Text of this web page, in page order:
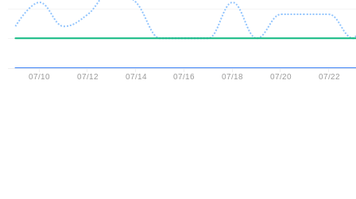
07/10 07/12 07/14 07/16 07/18 07/20 07/22